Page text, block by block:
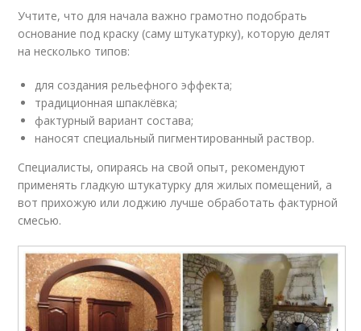
Учтите, что для начала важно грамотно подобрать
основание под краску (саму штукатурку), которую делят
на несколько типов:
для создания рельефного эффекта;
традиционная шпаклёвка;
фактурный вариант состава;
наносят специальный пигментированный раствор.
Специалисты, опираясь на свой опыт, рекомендуют
применять гладкую штукатурку для жилых помещений, а
вот прихожую или лоджию лучше обработать фактурной
смесью.